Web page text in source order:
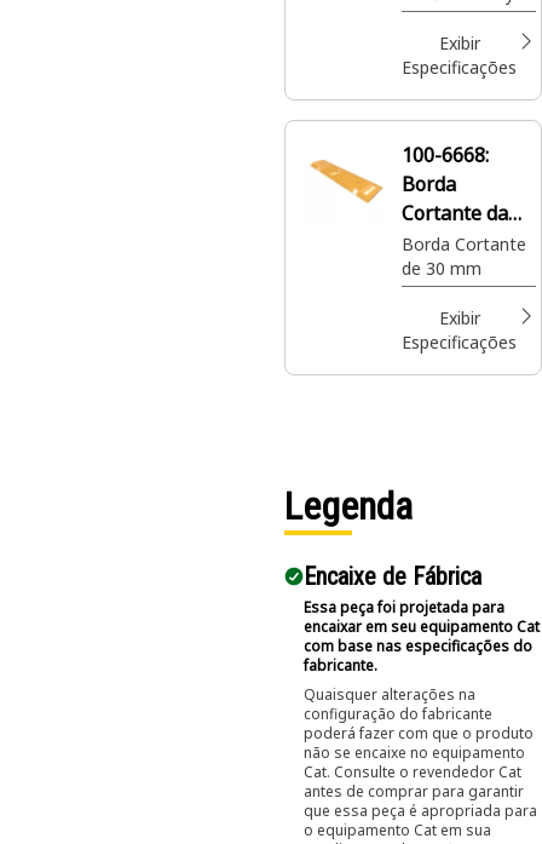
A200
Exibir
Especificações
100-6668:
Borda
Cortante da
Caçamba
Borda Cortante
de 30 mm
Exibir
Especificações
Legenda
Encaixe de Fábrica
Essa peça foi projetada para
encaixar em seu equipamento Cat
com base nas especificações do
fabricante.
Quaisquer alterações na
configuração do fabricante
poderá fazer com que o produto
não se encaixe no equipamento
Cat. Consulte o revendedor Cat
antes de comprar para garantir
que essa peça é apropriada para
o equipamento Cat em sua